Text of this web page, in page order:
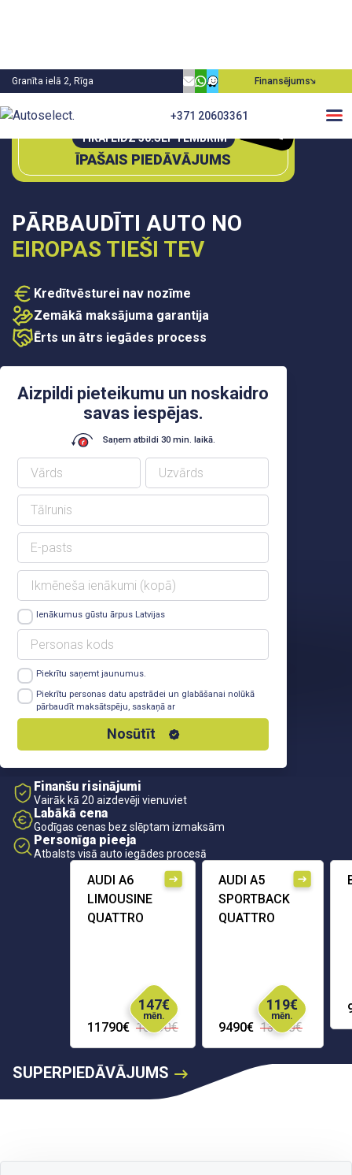
Granīta ielā 2, Rīga Finansējums
+371 20603361
Aizpildi pieteikumu un noskaidro
savas iespējas.
Saņem atbildi 30 min. laikā.
Ienākumus gūstu ārpus Latvijas
Piekrītu saņemt jaunumus.
Piekrītu personas datu apstrādei un glabāšanai nolūkā
pārbaudīt maksātspēju, saskaņā ar
Nosūtīt
TIKAI LĪDZ 30.SEPTEMBRIM
ĪPAŠAIS PIEDĀVĀJUMS
0€
PĀRBAUDĪTI AUTO NO
EIROPAS TIEŠI TEV
Kredītvēsturei nav nozīme
Zemākā maksājuma garantija
Ērts un ātrs iegādes process
AUDI A6
LIMOUSINE
QUATTRO
11790€ 16290€
147€
mēn.
AUDI A5
SPORTBACK
QUATTRO
9490€ 13690€
119€
mēn.
Finanšu risinājumi
Vairāk kā 20 aizdevēji vienuviet
Labākā cena
Godīgas cenas bez slēptam izmaksām
Personīga pieeja
Atbalsts visā auto iegādes procesā
SUPERPIEDĀVĀJUMS